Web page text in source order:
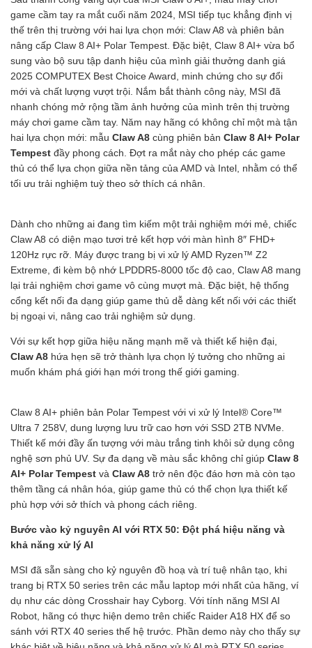
game cầm tay ra mắt cuối năm 2024, MSI tiếp tục khẳng định vị
thế trên thị trường với hai lựa chọn mới: Claw A8 và phiên bản
nâng cấp Claw 8 AI+ Polar Tempest. Đặc biệt, Claw 8 AI+ vừa bổ
sung vào bộ sưu tập danh hiệu của mình giải thưởng danh giá
2025 COMPUTEX Best Choice Award, minh chứng cho sự đổi
mới và chất lượng vượt trội. Nắm bắt thành công này, MSI đã
nhanh chóng mở rộng tầm ảnh hưởng của mình trên thị trường
máy chơi game cầm tay. Năm nay hãng có không chỉ một mà tận
hai lựa chọn mới: mẫu Claw A8 cùng phiên bản Claw 8 AI+ Polar
Tempest đầy phong cách. Đợt ra mắt này cho phép các game
thủ có thể lựa chọn giữa nền tảng của AMD và Intel, nhằm có thể
tối ưu trải nghiệm tuỳ theo sở thích cá nhân.
Dành cho những ai đang tìm kiếm một trải nghiệm mới mẻ, chiếc
Claw A8 có diện mạo tươi trẻ kết hợp với màn hình 8″ FHD+
120Hz rực rỡ. Máy được trang bị vi xử lý AMD Ryzen™ Z2
Extreme, đi kèm bộ nhớ LPDDR5-8000 tốc độ cao, Claw A8 mang
lại trải nghiệm chơi game vô cùng mượt mà. Đặc biệt, hệ thống
cổng kết nối đa dạng giúp game thủ dễ dàng kết nối với các thiết
bị ngoại vi, nâng cao trải nghiệm sử dụng.
Với sự kết hợp giữa hiệu năng mạnh mẽ và thiết kế hiện đại,
Claw A8 hứa hẹn sẽ trở thành lựa chọn lý tưởng cho những ai
muốn khám phá giới hạn mới trong thế giới gaming.
Claw 8 AI+ phiên bản Polar Tempest với vi xử lý Intel® Core™
Ultra 7 258V, dung lượng lưu trữ cao hơn với SSD 2TB NVMe.
Thiết kế mới đầy ấn tượng với màu trắng tinh khôi sử dụng công
nghệ sơn phủ UV. Sự đa dạng về màu sắc không chỉ giúp Claw 8
AI+ Polar Tempest và Claw A8 trở nên độc đáo hơn mà còn tạo
thêm tầng cá nhân hóa, giúp game thủ có thể chọn lựa thiết kế
phù hợp với sở thích và phong cách riêng.
Bước vào kỷ nguyên AI với RTX 50: Đột phá hiệu năng và
khả năng xử lý AI
MSI đã sẵn sàng cho kỷ nguyên đồ hoạ và trí tuệ nhân tạo, khi
trang bị RTX 50 series trên các mẫu laptop mới nhất của hãng, ví
dụ như các dòng Crosshair hay Cyborg. Với tính năng MSI AI
Robot, hãng có thực hiện demo trên chiếc Raider A18 HX để so
sánh với RTX 40 series thế hệ trước. Phần demo này cho thấy sự